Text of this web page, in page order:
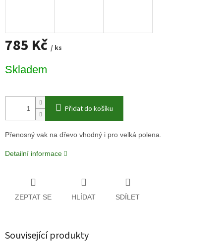
785 Kč / ks
cena:
Skladem
Přidat do košíku
Přenosný vak na dřevo vhodný i pro velká polena.
Detailní informace
ZEPTAT SE HLÍDAT SDÍLET
Související produkty